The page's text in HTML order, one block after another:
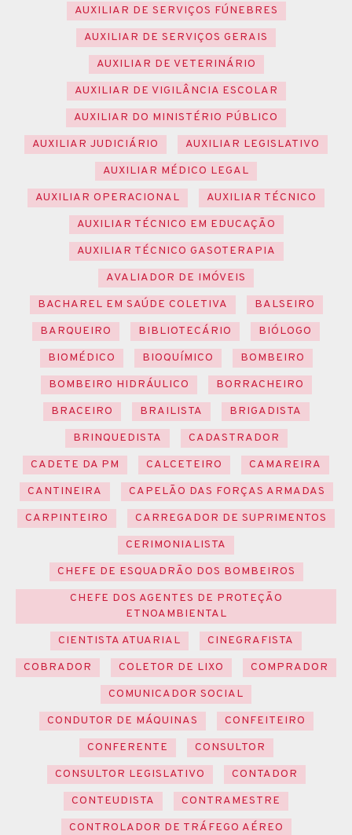
AUXILIAR DE SERVIÇOS FÚNEBRES
AUXILIAR DE SERVIÇOS GERAIS
AUXILIAR DE VETERINÁRIO
AUXILIAR DE VIGILÂNCIA ESCOLAR
AUXILIAR DO MINISTÉRIO PÚBLICO
AUXILIAR JUDICIÁRIO
AUXILIAR LEGISLATIVO
AUXILIAR MÉDICO LEGAL
AUXILIAR OPERACIONAL
AUXILIAR TÉCNICO
AUXILIAR TÉCNICO EM EDUCAÇÃO
AUXILIAR TÉCNICO GASOTERAPIA
AVALIADOR DE IMÓVEIS
BACHAREL EM SAÚDE COLETIVA
BALSEIRO
BARQUEIRO
BIBLIOTECÁRIO
BIÓLOGO
BIOMÉDICO
BIOQUÍMICO
BOMBEIRO
BOMBEIRO HIDRÁULICO
BORRACHEIRO
BRACEIRO
BRAILISTA
BRIGADISTA
BRINQUEDISTA
CADASTRADOR
CADETE DA PM
CALCETEIRO
CAMAREIRA
CANTINEIRA
CAPELÃO DAS FORÇAS ARMADAS
CARPINTEIRO
CARREGADOR DE SUPRIMENTOS
CERIMONIALISTA
CHEFE DE ESQUADRÃO DOS BOMBEIROS
CHEFE DOS AGENTES DE PROTEÇÃO
ETNOAMBIENTAL
CIENTISTA ATUARIAL
CINEGRAFISTA
COBRADOR
COLETOR DE LIXO
COMPRADOR
COMUNICADOR SOCIAL
CONDUTOR DE MÁQUINAS
CONFEITEIRO
CONFERENTE
CONSULTOR
CONSULTOR LEGISLATIVO
CONTADOR
CONTEUDISTA
CONTRAMESTRE
CONTROLADOR DE TRÁFEGO AÉREO